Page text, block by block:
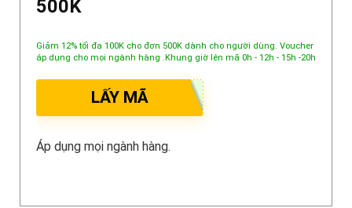
500K
Giảm 12% tối đa 100K cho đơn 500K dành cho người dùng. Voucher
áp dụng cho mọi ngành hàng .Khung giờ lên mã 0h - 12h - 15h -20h
LẤY MÃ
Áp dụng mọi ngành hàng.